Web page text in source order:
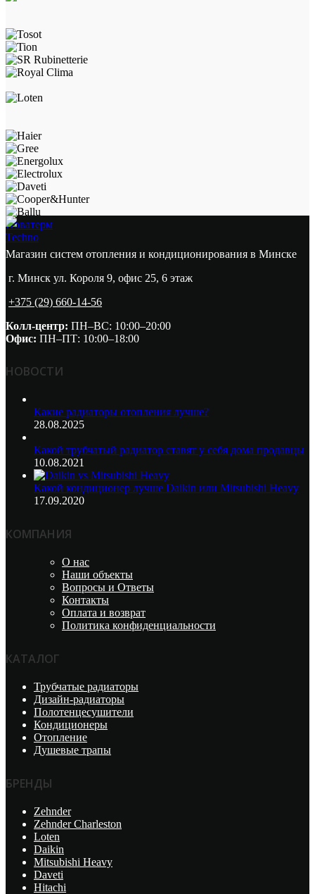
Новатерм
Techno
Магазин систем отопления и кондиционирования в Минске
г. Минск ул. Короля 9, офис 25, 6 этаж
+375 (29) 660-14-56
Колл-центр: ПН–ВС: 10:00–20:00​
Офис: ПН–ПТ: 10:00–18:00
НОВОСТИ
Какие радиаторы отопления лучше?
28.08.2025
Какой трубчатый радиатор ставят у себя дома продавцы
10.08.2021
Какой кондиционер лучше Daikin или Mitsubishi Heavy
17.09.2020
КОМПАНИЯ
О нас
Наши объекты
Вопросы и Ответы
Контакты
Оплата и возврат
Политика конфиденциальности
КАТАЛОГ
Трубчатые радиаторы
Дизайн-радиаторы
Полотенцесушители
Кондиционеры
Отопление
Душевые трапы
БРЕНДЫ
Zehnder
Zehnder Charleston
Loten
Daikin
Mitsubishi Heavy
Daveti
Hitachi